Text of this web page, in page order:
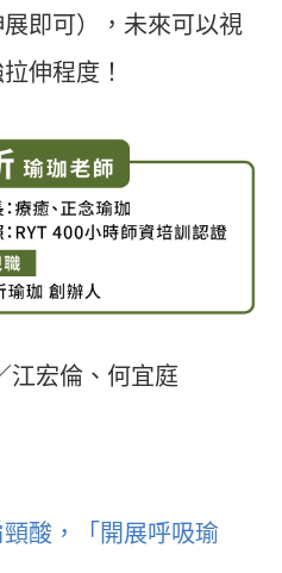
展即可），未來可以視
伸程度！
江宏倫、何宜庭
頸酸，「開展呼吸瑜